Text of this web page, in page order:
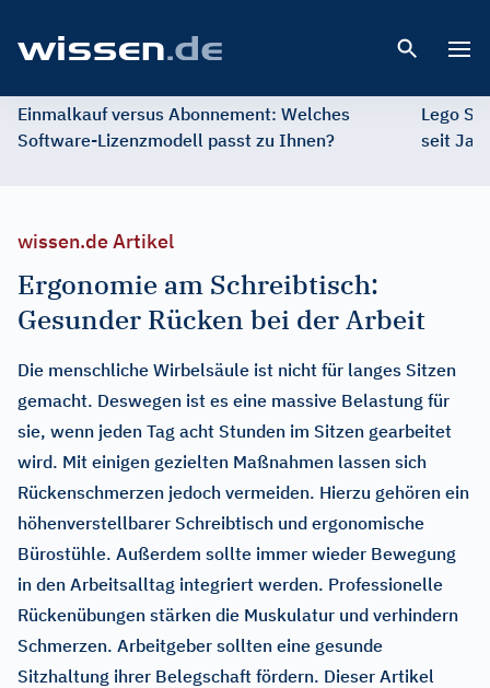
Einmalkauf versus Abonnement: Welches
Software-Lizenzmodell passt zu Ihnen?
Lego
seit
wissen.de Artikel
Ergonomie am Schreibtisch:
Gesunder Rücken bei der Arbeit
Die menschliche Wirbelsäule ist nicht für langes Sitzen
gemacht. Deswegen ist es eine massive Belastung für
sie, wenn jeden Tag acht Stunden im Sitzen gearbeitet
wird. Mit einigen gezielten Maßnahmen lassen sich
Rückenschmerzen jedoch vermeiden. Hierzu gehören ein
höhenverstellbarer Schreibtisch und ergonomische
Bürostühle. Außerdem sollte immer wieder Bewegung
in den Arbeitsalltag integriert werden. Professionelle
Rückenübungen stärken die Muskulatur und verhindern
Schmerzen. Arbeitgeber sollten eine gesunde
Sitzhaltung ihrer Belegschaft fördern. Dieser Artikel